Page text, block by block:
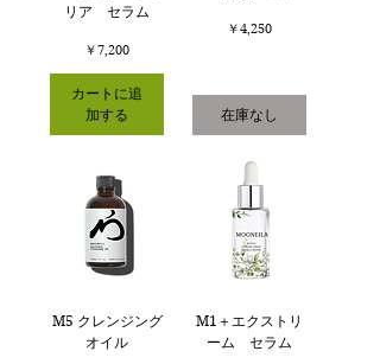
リア セラム
価格
￥7,200
カートに追
加する
価格
￥4,250
在庫なし
M5 クレンジング
オイル
M1＋エクストリ
ーム セラム